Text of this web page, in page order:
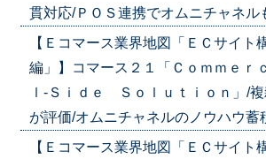
貫対応/ＰＯＳ連携でオムニチャネル
【Ｅコマース業界地図「ＥＣサイト
編」】コマース２１「Ｃｏｍｍｅｒ
ｌ‐Ｓｉｄｅ Ｓｏｌｕｔｉｏｎ」/
が評価/オムニチャネルのノウハウ蓄
【Ｅコマース業界地図「ＥＣサイト